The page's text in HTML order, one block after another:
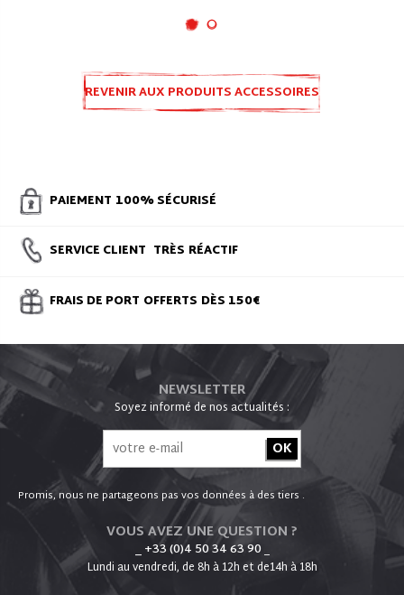
REVENIR AUX PRODUITS ACCESSOIRES
PAIEMENT 100% SÉCURISÉ
SERVICE CLIENT TRÈS RÉACTIF
FRAIS DE PORT OFFERTS DÈS 150€
NEWSLETTER
Soyez informé de nos actualités :
Promis, nous ne partageons pas vos données à des tiers .
VOUS AVEZ UNE QUESTION ?
_ +33 (0)4 50 34 63 90_
Lundi au vendredi, de 8h à 12h et de14h à 18h